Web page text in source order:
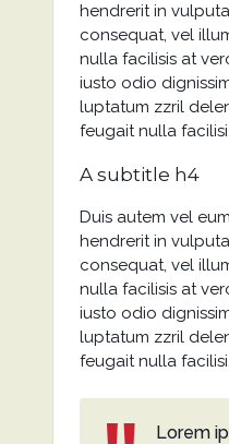
hendrerit in
consequat, vel
nulla facilisis at
iusto odio
luptatum zzril
feugait nulla facilisi.
A subtitle h4
Duis autem vel
hendrerit in
consequat, vel
nulla facilisis at
iusto odio
luptatum zzril
feugait nulla facilisi.
Lorem